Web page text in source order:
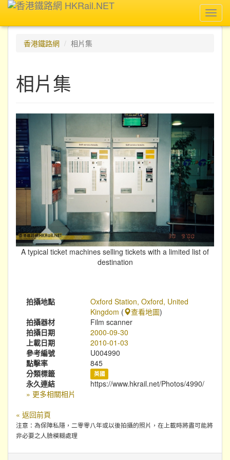
香港鐵路網
相片集
相片集
A typical ticket machines selling tickets with a limited list of
destination
拍攝地點
Oxford Station, Oxford, United
Kingdom ( 查看地圖)
拍攝器材
Film scanner
拍攝日期
2000-09-30
上載日期
2010-01-03
參考編號
U004990
點擊率
845
分類標籤
英國
永久連結
https://www.hkrail.net/Photos/4990/
» 更多相關相片
« 返回前頁
注意：為保障私隱，二零零八年或以後拍攝的照片，在上載時將盡可能將
非必要之人臉模糊處理